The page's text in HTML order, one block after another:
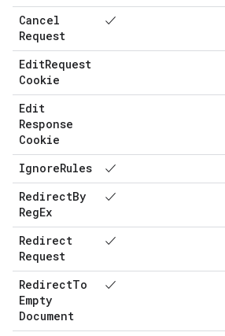
Cancel
Request
✓
EditRequest
Cookie
Edit
Response
Cookie
IgnoreRules ✓
RedirectBy
RegEx
✓
Redirect
Request
✓
RedirectTo
Empty
Document
✓